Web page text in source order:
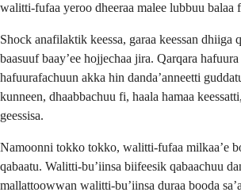
walitti-fufaa yeroo dheeraa malee lubbuu balaa
Shock anafilaktik keessa, garaa keessan dhiiga
baasuuf baay’ee hojjechaa jira. Qarqara hafuura
hafuurafachuun akka hin danda’anneetti
kunneen, dhaabbachuu fi, haala hamaa
geessisa.
Namoonni tokko tokko, walitti-fufaa milkaa’e
qabaatu. Walitti-bu’iinsa biifeesik qabaachuu
mallattoowwan walitti-bu’iinsa duraa booda